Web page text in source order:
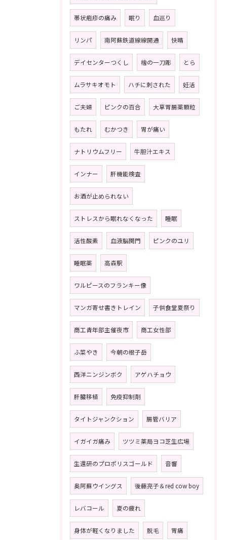
帯状疱疹の痛み 眠り 血巡り
リンパ 南阿蘇鉄道線線開通 快晴
デイセンターつくし 檜の一刀彫 とら
ムラサキオモト ハチに刺された 妊活
ご夫婦 ピンクの百合 大草胃腸薬顆粒
もたれ むかつき 胃が痛い
ナトリウムフリー 牛胆汁エキス
インナー 肝機能検査
お酒が止められない
ストレスから眠れなくなった 睡眠
活性酸素 血液脳関門 ピンクのユリ
睡眠薬 高森駅
ワルピースのフランキー像
マンガ寄せ書きトレイン 子供食堂夏祭り
商工青年部主催夜市 商工女性部
ふ菜やき 今朝の根子岳
西洋ニンジンボク アゲハチョウ
肝臓移植 免疫抑制剤
タイトジャンクション 腸管バリア
イガイガ痛み ツツミ薬局ヨコ芝生広場
生還研のプロポリスゴールド 音響
奥阿蘇ウイングス 後藤亮子＆red cow boy
レバコール 夏の疲れ
身体が軽くなりました 脱毛 胃痛